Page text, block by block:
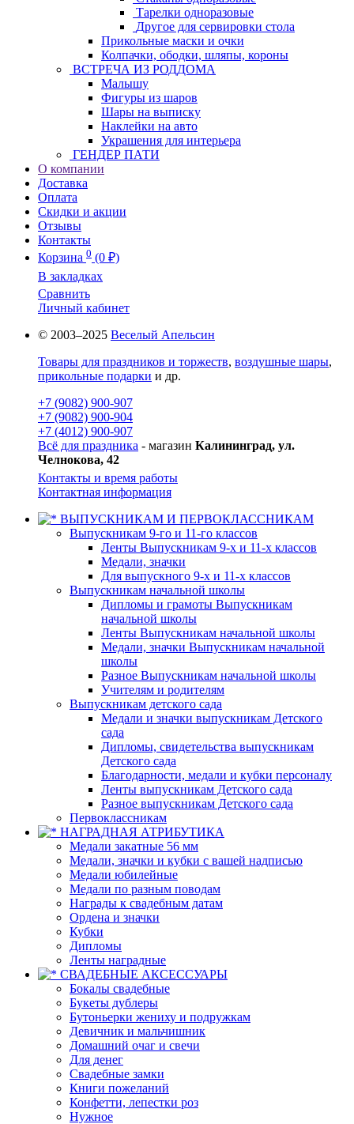
Тарелки одноразовые
Другое для сервировки стола
Прикольные маски и очки
Колпачки, ободки, шляпы, короны
ВСТРЕЧА ИЗ РОДДОМА
Малышу
Фигуры из шаров
Шары на выписку
Наклейки на авто
Украшения для интерьера
ГЕНДЕР ПАТИ
О компании
Доставка
Оплата
Скидки и акции
Отзывы
Контакты
Корзина 0 (0 ₽)
В закладках
Сравнить
Личный кабинет
© 2003–2025 Веселый Апельсин
Товары для праздников и торжеств, воздушные шары,
прикольные подарки и др.
+7 (9082) 900-907
+7 (9082) 900-904
+7 (4012) 900-907
Всё для праздника - магазин Калининград, ул.
Челнокова, 42
Контакты и время работы
Контактная информация
ВЫПУСКНИКАМ И ПЕРВОКЛАССНИКАМ
Выпускникам 9-го и 11-го классов
Ленты Выпускникам 9-х и 11-х классов
Медали, значки
Для выпускного 9-х и 11-х классов
Выпускникам начальной школы
Дипломы и грамоты Выпускникам
начальной школы
Ленты Выпускникам начальной школы
Медали, значки Выпускникам начальной
школы
Разное Выпускникам начальной школы
Учителям и родителям
Выпускникам детского сада
Медали и значки выпускникам Детского
сада
Дипломы, свидетельства выпускникам
Детского сада
Благодарности, медали и кубки персоналу
Ленты выпускникам Детского сада
Разное выпускникам Детского сада
Первоклассникам
НАГРАДНАЯ АТРИБУТИКА
Медали закатные 56 мм
Медали, значки и кубки с вашей надписью
Медали юбилейные
Медали по разным поводам
Награды к свадебным датам
Ордена и значки
Кубки
Дипломы
Ленты наградные
СВАДЕБНЫЕ АКСЕССУАРЫ
Бокалы свадебные
Букеты дублеры
Бутоньерки жениху и подружкам
Девичник и мальчишник
Домашний очаг и свечи
Для денег
Свадебные замки
Книги пожеланий
Конфетти, лепестки роз
Нужное